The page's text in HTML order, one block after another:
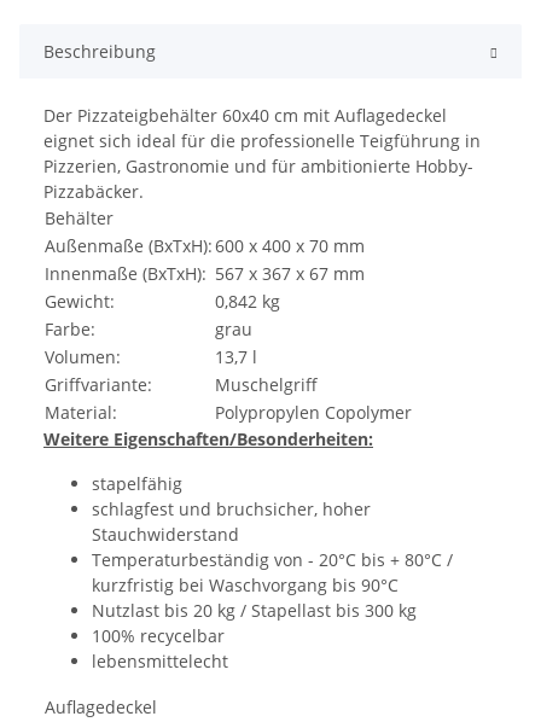
Beschreibung
Der Pizzateigbehälter 60x40 cm mit Auflagedeckel
eignet sich ideal für die professionelle Teigführung in
Pizzerien, Gastronomie und für ambitionierte Hobby-
Pizzabäcker.
Behälter
Außenmaße (BxTxH):600 x 400 x 70 mm
Innenmaße (BxTxH): 567 x 367 x 67 mm
Gewicht:
0,842 kg
Farbe:
grau
Volumen:
13,7 l
Griffvariante:
Muschelgriff
Material:
Polypropylen Copolymer
Weitere Eigenschaften/Besonderheiten:
stapelfähig
schlagfest und bruchsicher, hoher
Stauchwiderstand
Temperaturbeständig von - 20°C bis + 80°C /
kurzfristig bei Waschvorgang bis 90°C
Nutzlast bis 20 kg / Stapellast bis 300 kg
100% recycelbar
lebensmittelecht
Auflagedeckel